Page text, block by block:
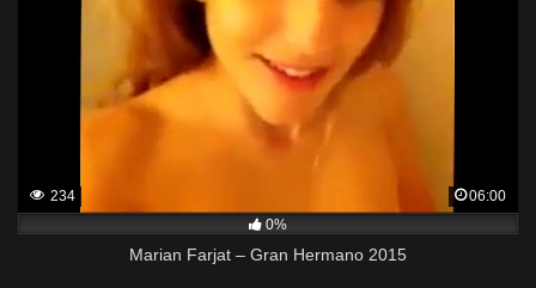
234
06:00
0%
Marian Farjat – Gran Hermano 2015